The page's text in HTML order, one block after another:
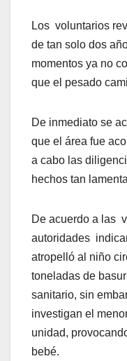
Los voluntarios
de tan solo dos
momentos ya no
que el pesado
De inmediato se
que el área fue
a cabo las
hechos tan
De acuerdo a las
autoridades
atropelló al niño
toneladas de
sanitario, sin
investigan el
unidad,
bebé.